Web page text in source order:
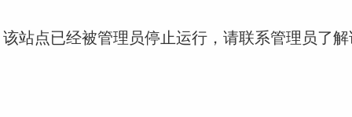
站点已经被管理员停止运行，请联系管理员了